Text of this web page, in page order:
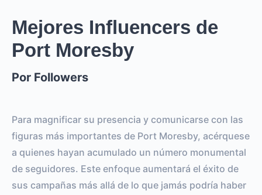
Mejores Influencers de
Port Moresby
Por Followers
Para magnificar su presencia y comunicarse con las
figuras más importantes de Port Moresby, acérquese
a quienes hayan acumulado un número monumental
de seguidores. Este enfoque aumentará el éxito de
sus campañas más allá de lo que jamás podría haber